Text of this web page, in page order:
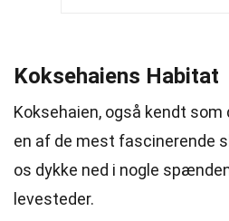
Koksehaiens Habitat
Koksehaien, også kendt som
en af de mest fascinerende
os dykke ned i nogle
levesteder.